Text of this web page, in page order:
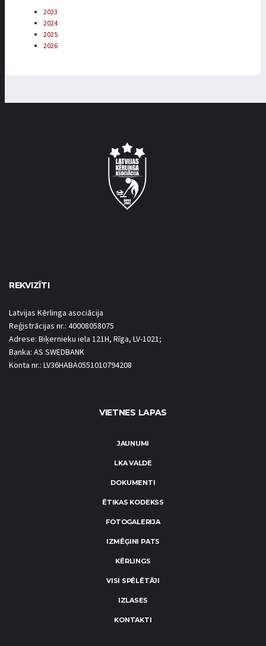
2023
2024
2025
2026
REKVIZĪTI
Latvijas Kērlinga asociācija
Reģistrācijas nr.: 40008058075
Adrese: Biķernieku iela 121H, Rīga, LV-1021;
Banka: AS SWEDBANK
Konta nr.: LV36HABA0551010794208
VIETNES LAPAS
JAUNUMI
LKA VALDE
DOKUMENTI
ĒTIKAS KODEKSS
FOTOGALERIJA
IZMĒĢINI PATS
KĒRLINGS
VISI SPĒLĒTĀJI
IZLASES
KONTAKTI